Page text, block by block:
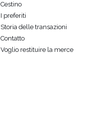
Cestino
I preferiti
Storia delle transazioni
Contatto
Voglio restituire la merce